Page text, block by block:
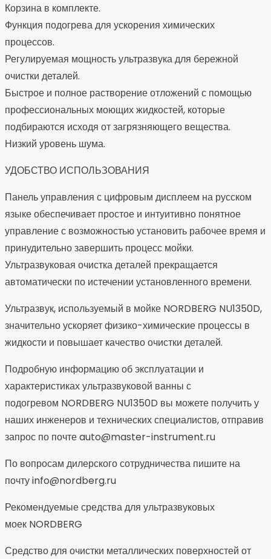
Корзина в комплекте.
Функция подогрева для ускорения химических
процессов.
Регулируемая мощность ультразвука для бережной
очистки деталей.
Быстрое и полное растворение отложений с помощью
профессиональных моющих жидкостей, которые
подбираются исходя от загрязняющего вещества.
Низкий уровень шума.
УДОБСТВО ИСПОЛЬЗОВАНИЯ
Панель управления с цифровым дисплеем на русском
языке обеспечивает простое и интуитивно понятное
управление с возможностью установить рабочее время и
принудительно завершить процесс мойки.
Ультразвуковая очистка деталей прекращается
автоматически по истечении установленного времени.
Ультразвук, используемый в мойке NORDBERG NU1350D,
значительно ускоряет физико-химические процессы в
жидкости и повышает качество очистки деталей.
Подробную информацию об эксплуатации и
характеристиках ультразвуковой ванны с
подогревом NORDBERG NU1350D вы можете получить у
наших инженеров и технических специалистов, отправив
запрос по почте auto@master-instrument.ru
По вопросам дилерского сотрудничества пишите на
почту info@nordberg.ru
Рекомендуемые средства для ультразвуковых
моек NORDBERG
Средство для очистки металлических поверхностей от